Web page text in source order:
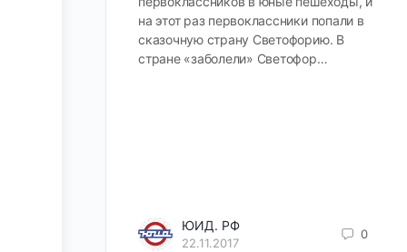
на этот раз первоклассники попали в
сказочную страну Светофорию. В
стране «заболели» Светофор…
ЮИД. РФ
22.11.2017
0